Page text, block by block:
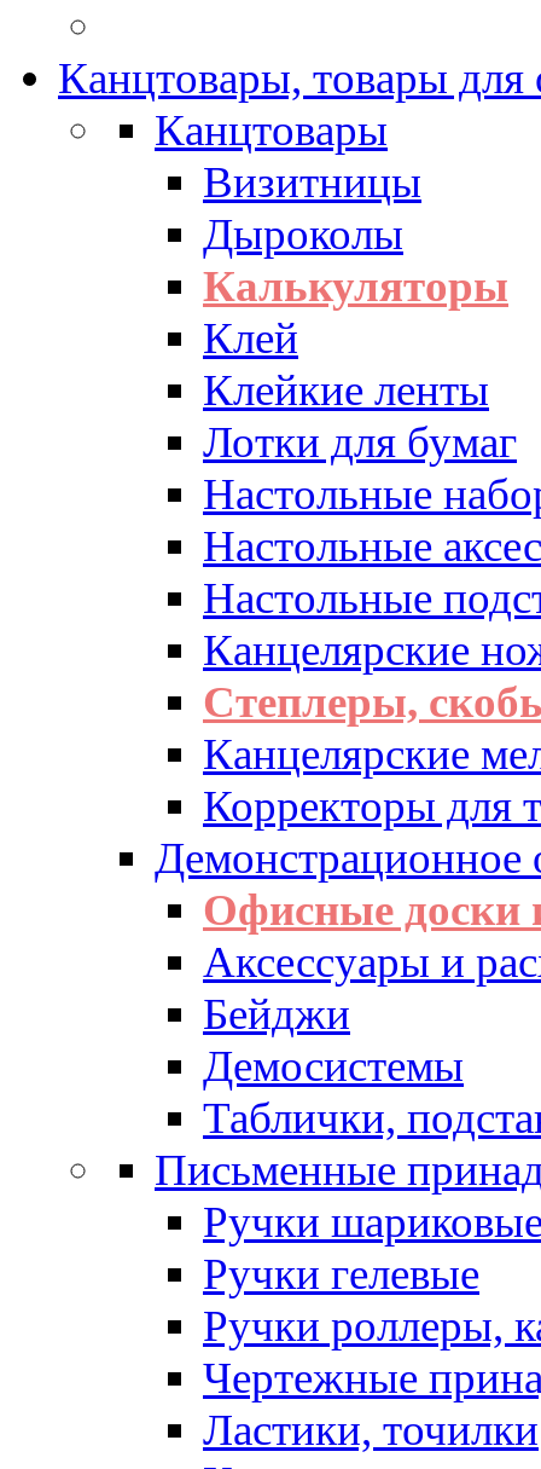
Канцтовары, товары для
Канцтовары
Визитницы
Дыроколы
Калькуляторы
Клей
Клейкие ленты
Лотки для бумаг
Настольные
Настольные
Настольные
Канцелярские
Степлеры,
Канцелярские
Корректоры для
Демонстрационное
Офисные доски
Аксессуары и
Бейджи
Демосистемы
Таблички,
Письменные
Ручки
Ручки гелевые
Ручки роллеры,
Чертежные
Ластики, точилки